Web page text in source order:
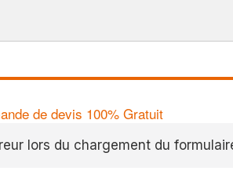
de devis 100% Gratuit
lors du chargement du